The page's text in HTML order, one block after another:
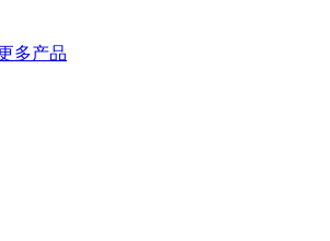
多产品